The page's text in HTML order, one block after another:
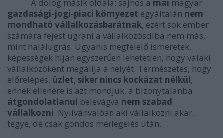
A dolog másik oldala: sajnos a mai magyar
gazdasági-jogi-piaci környezet egyáltalán nem
mondható vállalkozásbarátnak, ezért sok ember
számára fejest ugrani a vállalkozósdiba nem más,
mint halálugrás. Ugyanis megfelelő ismeretek,
képességek híján egyszerűen lehetetlen, hogy valaki
vállalkozóként megállja a helyét. Természetes, hogy
előrelépés, üzlet, siker nincs kockázat nélkül,
ennek ellenére is azt mondjuk, a bizonytalanba
átgondolatlanul belevágva nem szabad
vállalkozni. Nyilvánvalóan aki vállalkozni akar,
tegye, de csak gondos mérlegelés után.